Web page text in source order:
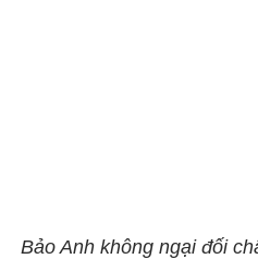
Bảo Anh không ngại đối